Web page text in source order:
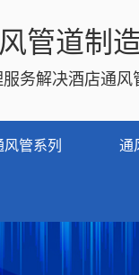
管道制
务解决酒店通风
风管系列 通